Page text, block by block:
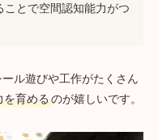
とで空間認知能力がつ
ル遊びや工作がたくさん
を育めるのが嬉しいです。